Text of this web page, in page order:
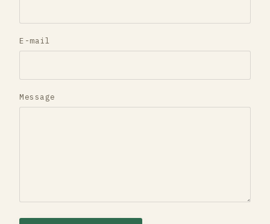
E-mail
Message